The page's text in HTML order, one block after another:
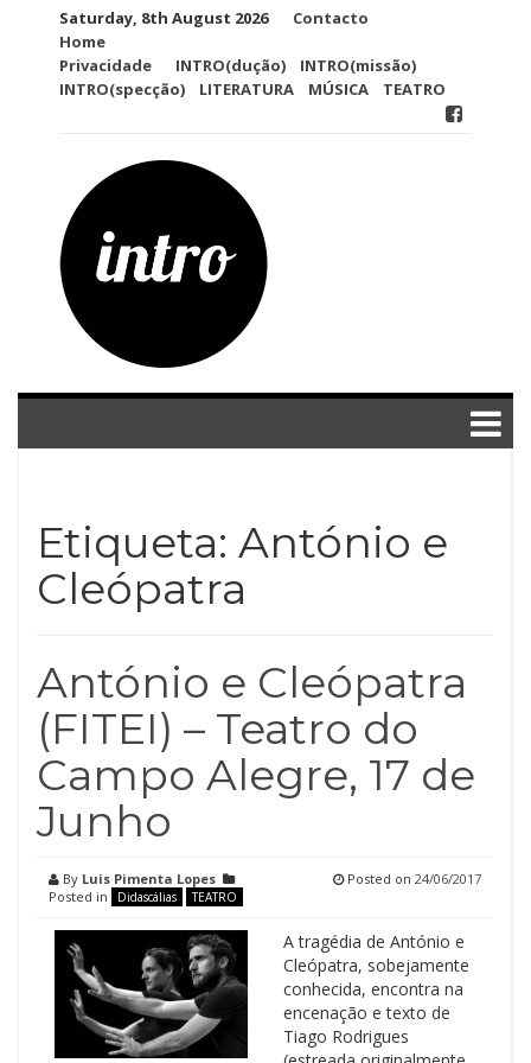
Saturday, 8th August 2026
Contacto
Home
Privacidade
INTRO(dução)
INTRO(missão)
INTRO(specção)
LITERATURA MÚSICA TEATRO
Etiqueta: António e
Cleópatra
António e Cleópatra
(FITEI) – Teatro do
Campo Alegre, 17 de
Junho
By Luis Pimenta Lopes
Posted in
Didascálias TEATRO
Posted on 24/06/2017
A tragédia de António e
Cleópatra, sobejamente
conhecida, encontra na
encenação e texto de
Tiago Rodrigues